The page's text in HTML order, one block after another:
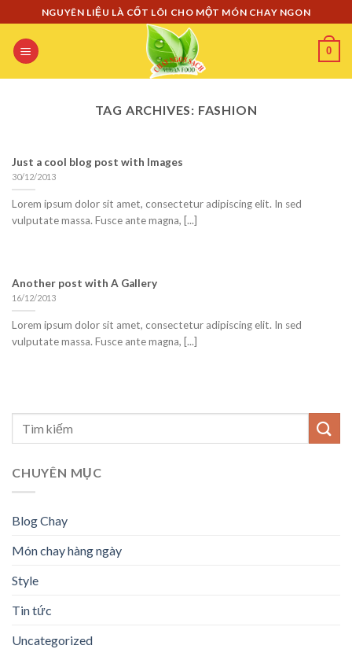
to
content
NGUYÊN LIỆU LÀ CỐT LÕI CHO MỘT MÓN CHAY NGON
0
TAG ARCHIVES: FASHION
Just a cool blog post with Images
30/12/2013
Lorem ipsum dolor sit amet, consectetur adipiscing elit. In sed
vulputate massa. Fusce ante magna, [...]
Another post with A Gallery
16/12/2013
Lorem ipsum dolor sit amet, consectetur adipiscing elit. In sed
vulputate massa. Fusce ante magna, [...]
CHUYÊN MỤC
Blog Chay
Món chay hàng ngày
Style
Tin tức
Uncategorized